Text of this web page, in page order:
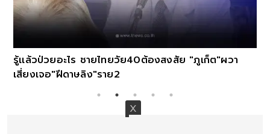
รู้เเล้วป่วยอะไร ชายไทยวัย40ต้องสงสัย "ภูเก็ต"ผวา
เสี่ยงเจอ"ฝีดาษลิง"ราย2